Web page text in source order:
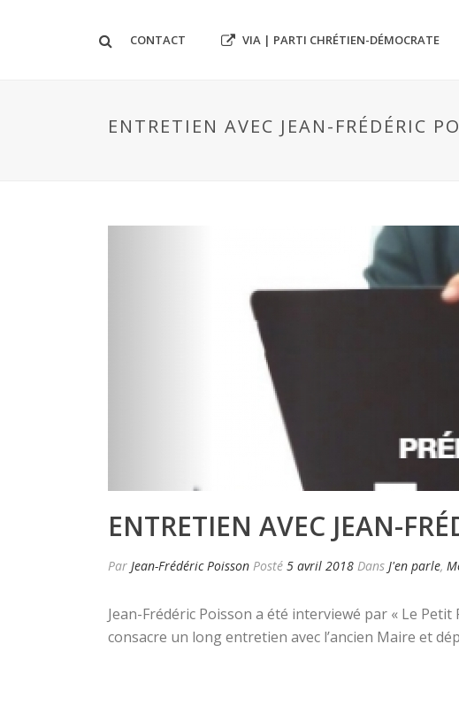
VIA | PARTI CHRÉTIEN-DÉMOCRATE
CONTACT
ENTRETIEN AVEC JEAN-FRÉDÉRIC
ENTRETIEN AVEC JEAN-
Par Jean-Frédéric Poisson Posté 5 avril 2018 Dans J'en parle,
Jean-Frédéric Poisson a été interviewé par « Le
consacre un long entretien avec l’ancien Maire et